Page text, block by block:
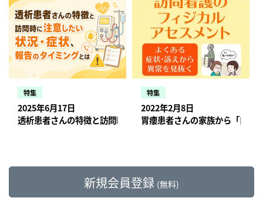
特集
2025年6月17日
透析患者さんの特徴と訪問時に注意したい状況・症状、報告のタ
特集
2022年2月8日
胃瘻患者さんの家族から「口か
新規会員登録 (無料)